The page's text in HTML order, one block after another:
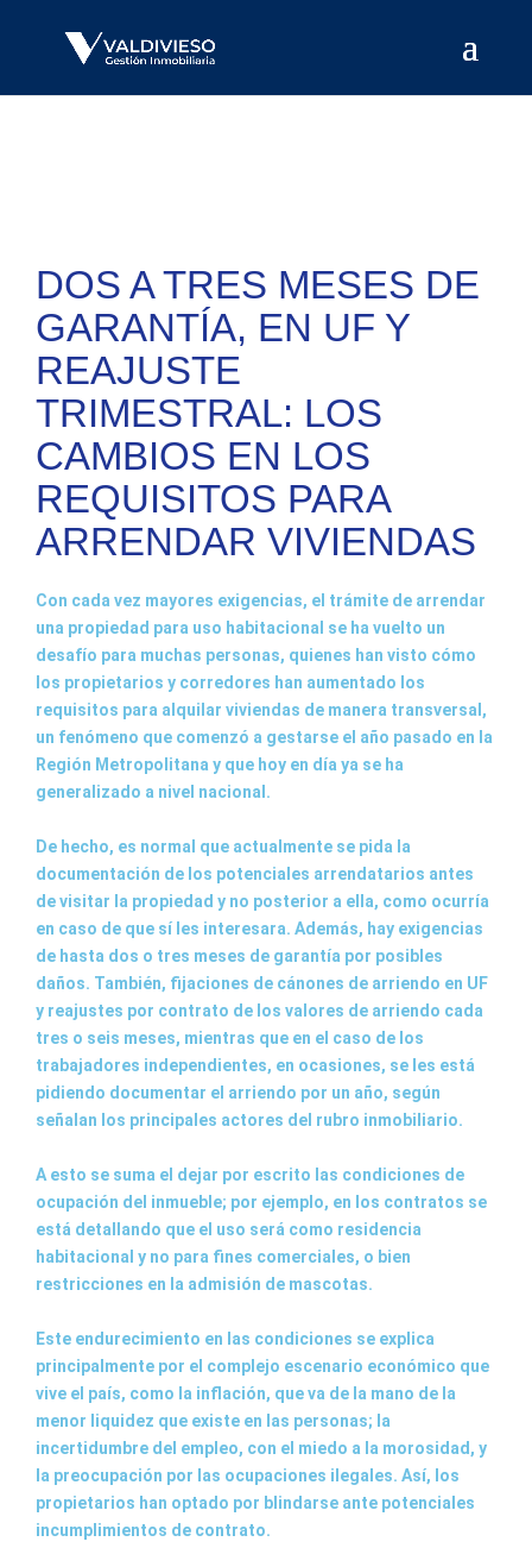
DOS A TRES MESES DE
GARANTÍA, EN UF Y
REAJUSTE
TRIMESTRAL: LOS
CAMBIOS EN LOS
REQUISITOS PARA
ARRENDAR VIVIENDAS
Con cada vez mayores exigencias, el trámite de arrendar
una propiedad para uso habitacional se ha vuelto un
desafío para muchas personas, quienes han visto cómo
los propietarios y corredores han aumentado los
requisitos para alquilar viviendas de manera transversal,
un fenómeno que comenzó a gestarse el año pasado en la
Región Metropolitana y que hoy en día ya se ha
generalizado a nivel nacional.
De hecho, es normal que actualmente se pida la
documentación de los potenciales arrendatarios antes
de visitar la propiedad y no posterior a ella, como ocurría
en caso de que sí les interesara. Además, hay exigencias
de hasta dos o tres meses de garantía por posibles
daños. También, fijaciones de cánones de arriendo en UF
y reajustes por contrato de los valores de arriendo cada
tres o seis meses, mientras que en el caso de los
trabajadores independientes, en ocasiones, se les está
pidiendo documentar el arriendo por un año, según
señalan los principales actores del rubro inmobiliario.
A esto se suma el dejar por escrito las condiciones de
ocupación del inmueble; por ejemplo, en los contratos se
está detallando que el uso será como residencia
habitacional y no para fines comerciales, o bien
restricciones en la admisión de mascotas.
Este endurecimiento en las condiciones se explica
principalmente por el complejo escenario económico que
vive el país, como la inflación, que va de la mano de la
menor liquidez que existe en las personas; la
incertidumbre del empleo, con el miedo a la morosidad, y
la preocupación por las ocupaciones ilegales. Así, los
propietarios han optado por blindarse ante potenciales
incumplimientos de contrato.